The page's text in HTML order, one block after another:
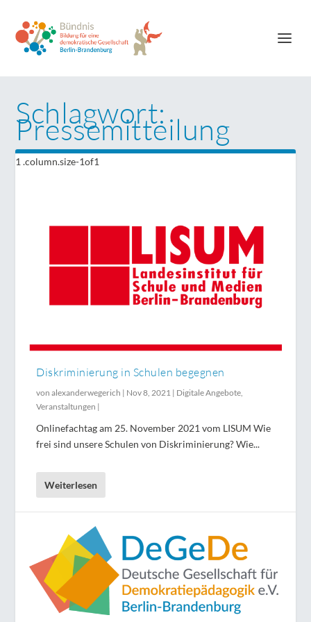
Schlagwort:
Pressemitteilung
Diskriminierung in Schulen begegnen
vonalexanderwegerich | Nov 8, 2021 | Digitale Angebote,
Veranstaltungen |
Onlinefachtag am 25. November 2021 vom LISUM Wie
frei sind unsere Schulen von Diskriminierung? Wie...
Weiterlesen